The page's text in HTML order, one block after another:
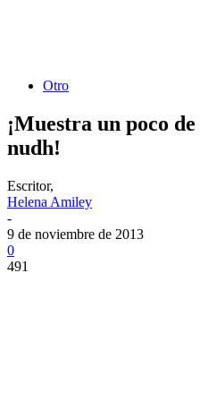
Otro
¡Muestra un poco
nudh!
Escritor,
Helena Amiley
-
9 de noviembre de 2013
0
491